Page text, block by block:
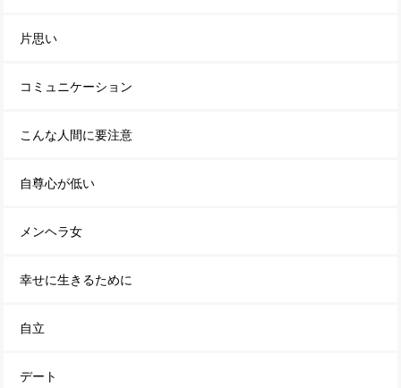
片思い
コミュニケーション
こんな人間に要注意
自尊心が低い
メンヘラ女
幸せに生きるために
自立
デート